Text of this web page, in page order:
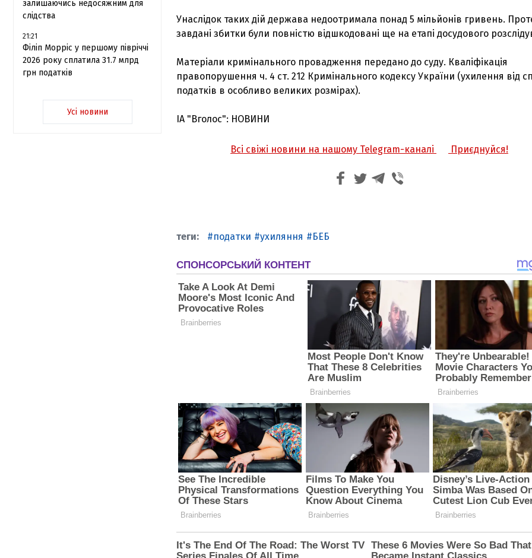
залишаючись недосяжним для
слідства
21:21
Філіп Морріс у першому півріччі
2026 року сплатила 31.7 млрд
грн податків
Усі новини
Унаслідок таких дій держава недоотримала понад 5 мільйонів гривень.
завдані збитки були повністю відшкодовані ще на етапі досудового
Матеріали кримінального провадження передано до суду. Кваліфікація
правопорушення ч. 4 ст. 212 Кримінального кодексу України (ухилення від
податків в особливо великих розмірах).
ІА "Вголос": НОВИНИ
Всі свіжі новини на нашому Telegram-каналі Приєднуйся!
податки ухиляння БЕБ
З'явилося відео знищеного ворожого